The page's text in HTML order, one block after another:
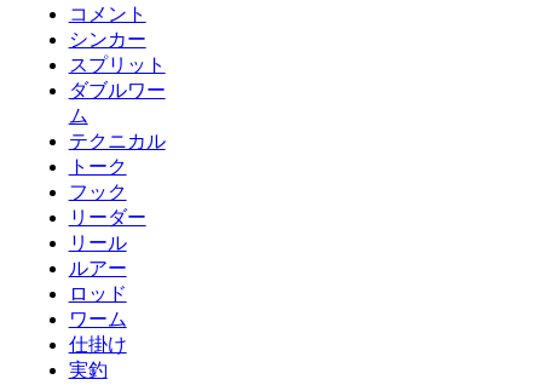
コメント
シンカー
スプリット
ダブルワー
ム
テクニカル
トーク
フック
リーダー
リール
ルアー
ロッド
ワーム
仕掛け
実釣